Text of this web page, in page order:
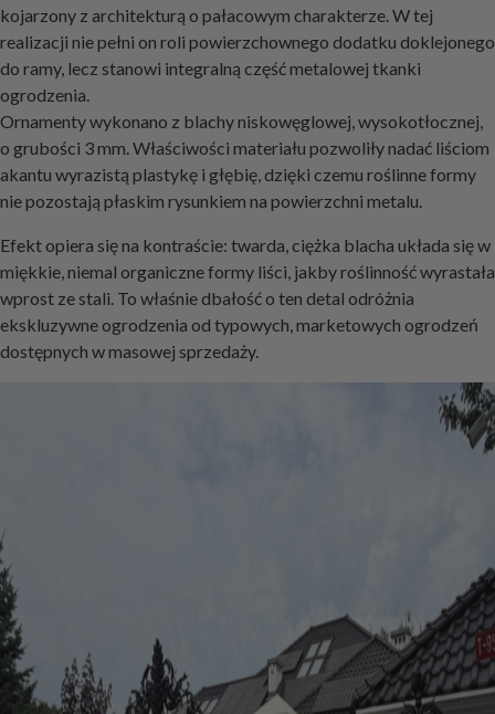
kojarzony z architekturą o pałacowym charakterze. W tej
realizacji nie pełni on roli powierzchownego dodatku doklejonego
do ramy, lecz stanowi integralną część metalowej tkanki
ogrodzenia.
Ornamenty wykonano z blachy niskowęglowej, wysokotłocznej,
o grubości 3 mm. Właściwości materiału pozwoliły nadać liściom
akantu wyrazistą plastykę i głębię, dzięki czemu roślinne formy
nie pozostają płaskim rysunkiem na powierzchni metalu.
Efekt opiera się na kontraście: twarda, ciężka blacha układa się w
miękkie, niemal organiczne formy liści, jakby roślinność wyrastała
wprost ze stali. To właśnie dbałość o ten detal odróżnia
ekskluzywne ogrodzenia od typowych, marketowych ogrodzeń
dostępnych w masowej sprzedaży.